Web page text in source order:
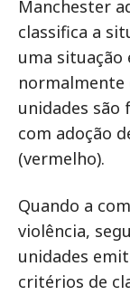
Manchester
classifica a
uma situação
normalmente
unidades são
com adoção
(vermelho).
Quando a
violência,
unidades
critérios de